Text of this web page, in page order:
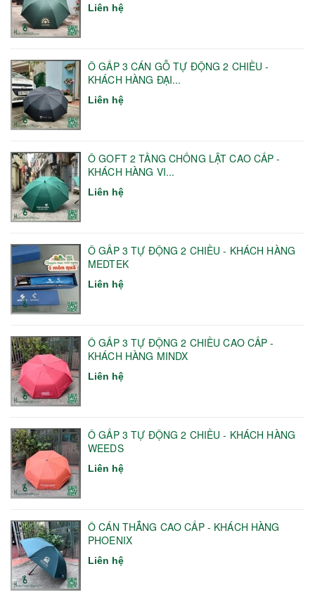
Liên hệ
Ô GẤP 3 CÁN GỖ TỰ ĐỘNG 2 CHIỀU -
KHÁCH HÀNG ĐẠI...
Liên hệ
Ô GOFT 2 TẦNG CHỐNG LẬT CAO CẤP -
KHÁCH HÀNG VI...
Liên hệ
Ô GẤP 3 TỰ ĐỘNG 2 CHIỀU - KHÁCH HÀNG
MEDTEK
Liên hệ
Ô GẤP 3 TỰ ĐỘNG 2 CHIỀU CAO CẤP -
KHÁCH HÀNG MINDX
Liên hệ
Ô GẤP 3 TỰ ĐỘNG 2 CHIỀU - KHÁCH HÀNG
WEEDS
Liên hệ
Ô CÁN THẲNG CAO CẤP - KHÁCH HÀNG
PHOENIX
Liên hệ